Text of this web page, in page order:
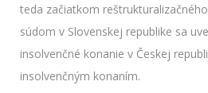
teda začiatkom
súdom v Slovenskej republike sa
insolvenčné konanie v Českej
insolvenčným konaním.